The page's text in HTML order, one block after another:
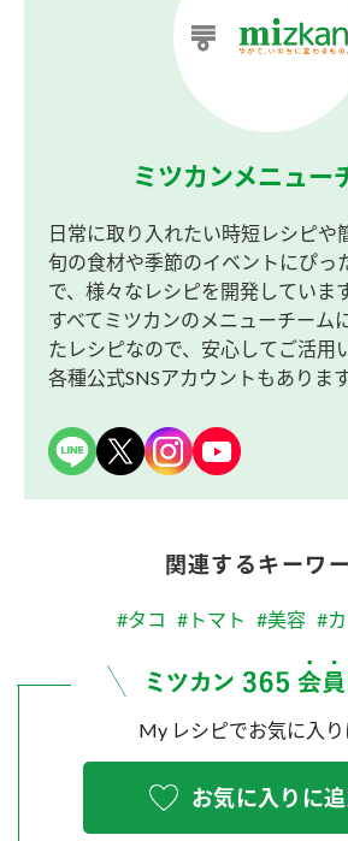
ミツカンメニュー
日常に取り入れたい時短レシピや
旬の食材や季節のイベントにぴっ
で、様々なレシピを開発しています
すべてミツカンのメニューチーム
たレシピなので、安心してご活用
各種公式SNSアカウントもあります
関連するキーワ
#タコ #トマト #美容 #
My レシピでお気に入
お気に入りに